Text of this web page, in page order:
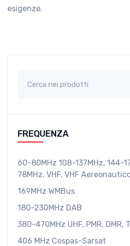
esigenze.
FREQUENZA
60-80MHz 108-137MHz, 144-
78MHz, VHF, VHF
169MHz WMBus
180-230MHz DAB
380-470MHz UHF, PMR, DMR,
406 MHz Cospas-Sarsat